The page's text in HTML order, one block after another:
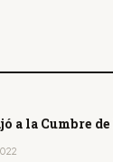
a la Cumbre